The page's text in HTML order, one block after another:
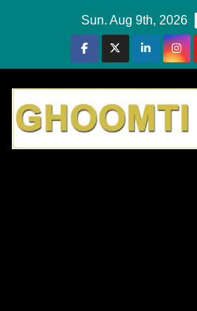
Sun. Aug 9th, 2026